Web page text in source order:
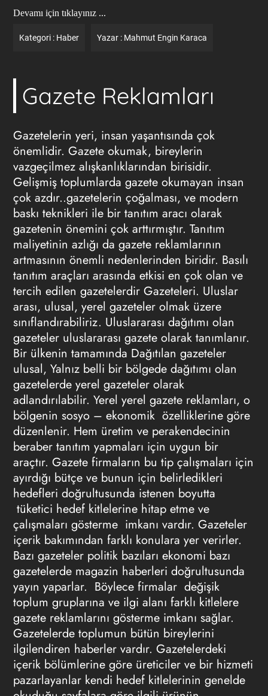
Devamı için tıklayınız ...
Kategori : Haber Yazar : Mahmut Engin Karaca
Gazete Reklamları
Gazetelerin yeri, insan yaşantısında çok
önemlidir. Gazete okumak, bireylerin
vazgeçilmez alışkanlıklarından birisidir.
Gelişmiş toplumlarda gazete okumayan insan
çok azdır..gazetelerin çoğalması, ve modern
baskı teknikleri ile bir tanıtım aracı olarak
gazetenin önemini çok arttırmıştır. Tanıtım
maliyetinin azlığı da gazete reklamlarının
artmasının önemli nedenlerinden biridir. Basılı
tanıtım araçları arasında etkisi en çok olan ve
tercih edilen gazetelerdir Gazeteleri. Uluslar
arası, ulusal, yerel gazeteler olmak üzere
sınıflandırabiliriz. Uluslararası dağıtımı olan
gazeteler uluslararası gazete olarak tanımlanır.
Bir ülkenin tamamında Dağıtılan gazeteler
ulusal, Yalnız belli bir bölgede dağıtımı olan
gazetelerde yerel gazeteler olarak
adlandırılabilir. Yerel yerel gazete reklamları, o
bölgenin sosyo – ekonomik özelliklerine göre
düzenlenir. Hem üretim ve perakendecinin
beraber tanıtım yapmaları için uygun bir
araçtır. Gazete firmaların bu tip çalışmaları için
ayırdığı bütçe ve bunun için belirledikleri
hedefleri doğrultusunda istenen boyutta
tüketici hedef kitlelerine hitap etme ve
çalışmaları gösterme imkanı vardır. Gazeteler
içerik bakımından farklı konulara yer verirler.
Bazı gazeteler politik bazıları ekonomi bazı
gazetelerde magazin haberleri doğrultusunda
yayın yaparlar. Böylece firmalar değişik
toplum gruplarına ve ilgi alanı farklı kitlelere
gazete reklamlarını gösterme imkanı sağlar.
Gazetelerde toplumun bütün bireylerini
ilgilendiren haberler vardır. Gazetelerdeki
içerik bölümlerine göre üreticiler ve bir hizmeti
pazarlayanlar kendi hedef kitlelerinin genelde